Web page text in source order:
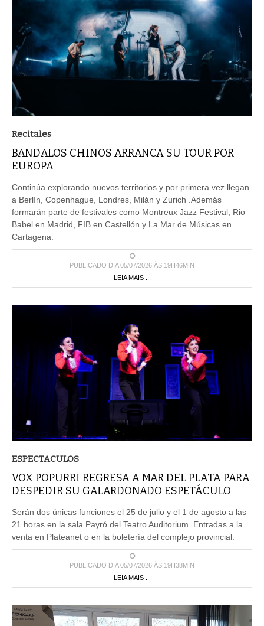
BANDALOS CHINOS ARRANCA SU TOUR POR
EUROPA
a Berlín, Copenhague, Londres, Milán y Zurich .Además
formarán parte de festivales como Montreux Jazz Festival, Rio
Babel en Madrid, FIB en Castellón y La Mar de Músicas en
Cartagena.
PUBLICADO DIA 05/07/2026 ÀS 19H46MIN
LEIA MAIS ...
VOX POPURRI REGRESA A MAR DEL PLATA PARA
DESPEDIR SU GALARDONADO ESPETÁCULO
21 horas en la sala Payró del Teatro Auditorium. Entradas a la
venta en Plateanet o en la boletería del complejo provincial.
PUBLICADO DIA 05/07/2026 ÀS 19H38MIN
LEIA MAIS ...